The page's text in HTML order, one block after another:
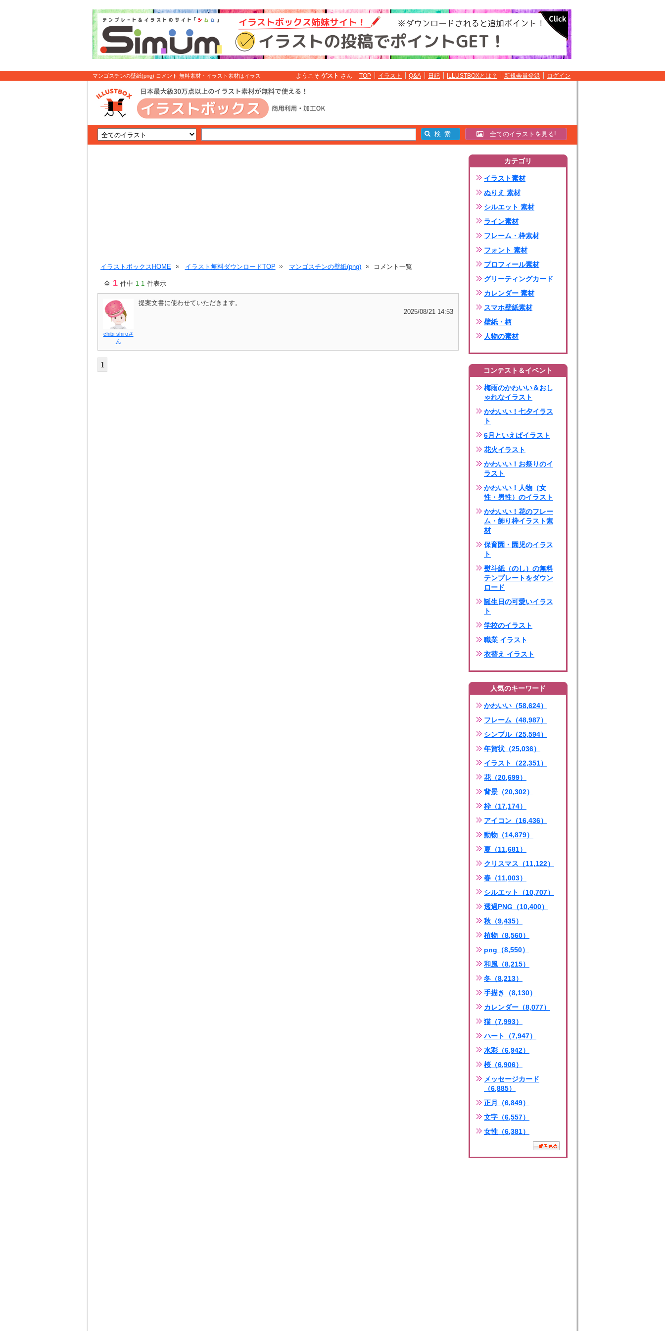
マンゴスチンの壁紙(png) コメント 無料素材・イラスト素材はイラス
ようこそ ゲスト さん TOP イラスト Q&A 日記 ILLUSTBOXとは？ 新規会員登録 ログイン
全てのイラストを見る!
イラストボックスHOME イラスト無料ダウンロードTOP マンゴスチンの壁紙(png) コメント一覧
全 1 件中 1-1 件表示
chibi-shiroさ
ん
提案文書に使わせていただきます。
2025/08/21 14:53
1
カテゴリ
イラスト素材
ぬりえ 素材
シルエット 素材
ライン素材
フレーム・枠素材
フォント 素材
プロフィール素材
グリーティングカード
カレンダー 素材
スマホ壁紙素材
壁紙・柄
人物の素材
コンテスト＆イベント
梅雨のかわいい＆おし
ゃれなイラスト
かわいい！七夕イラス
ト
6月といえばイラスト
花火イラスト
かわいい！お祭りのイ
ラスト
かわいい！人物（女
性・男性）のイラスト
かわいい！花のフレー
ム・飾り枠イラスト素
材
保育園・園児のイラス
ト
熨斗紙（のし）の無料
テンプレートをダウン
ロード
誕生日の可愛いイラス
ト
学校のイラスト
職業 イラスト
衣替え イラスト
人気のキーワード
かわいい（58,624）
フレーム（48,987）
シンプル（25,594）
年賀状（25,036）
イラスト（22,351）
花（20,699）
背景（20,302）
枠（17,174）
アイコン（16,436）
動物（14,879）
夏（11,681）
クリスマス（11,122）
春（11,003）
シルエット（10,707）
透過PNG（10,400）
秋（9,435）
植物（8,560）
png（8,550）
和風（8,215）
冬（8,213）
手描き（8,130）
カレンダー（8,077）
猫（7,993）
ハート（7,947）
水彩（6,942）
桜（6,906）
メッセージカード
（6,885）
正月（6,849）
文字（6,557）
女性（6,381）